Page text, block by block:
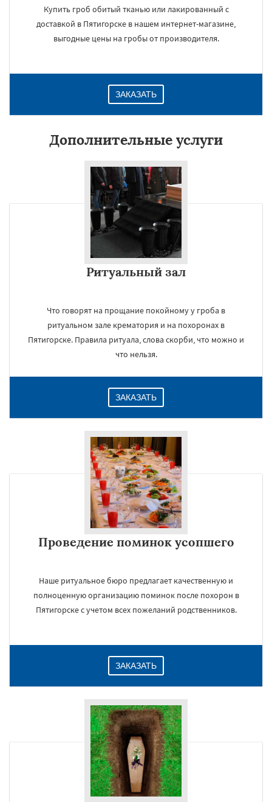
Купить гроб обитый тканью или лакированный с
доставкой в Пятигорске в нашем интернет-магазине,
выгодные цены на гробы от производителя.
ЗАКАЗАТЬ
Дополнительные услуги
Ритуальный зал
Что говорят на прощание покойному у гроба в
ритуальном зале крематория и на похоронах в
Пятигорске. Правила ритуала, слова скорби, что можно и
что нельзя.
ЗАКАЗАТЬ
Проведение поминок усопшего
Наше ритуальное бюро предлагает качественную и
полноценную организацию поминок после похорон в
Пятигорске с учетом всех пожеланий родственников.
ЗАКАЗАТЬ
Даю согласие на обработку персональных данных